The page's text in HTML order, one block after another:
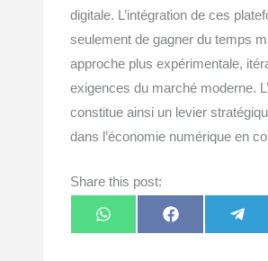
digitale. L’intégration de ces
seulement de gagner du temps
approche plus expérimentale,
exigences du marché moderne.
constitue ainsi un levier
dans l’économie numérique en
Share this post:
Share
on
W
h
Share
on
F
a
on
e